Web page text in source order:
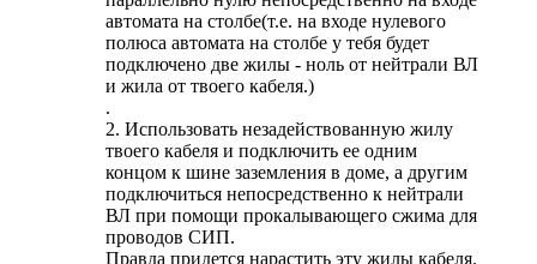
автомата на столбе(т.е. на входе нулевого
полюса автомата на столбе у тебя будет
подключено две жилы - ноль от нейтрали ВЛ
и жила от твоего кабеля.)
.
2. Использовать незадействованную жилу
твоего кабеля и подключить ее одним
концом к шине заземления в доме, а другим
подключиться непосредственно к нейтрали
ВЛ при помощи прокалывающего сжима для
проводов СИП.
Правда придется нарастить эту жилы кабеля.